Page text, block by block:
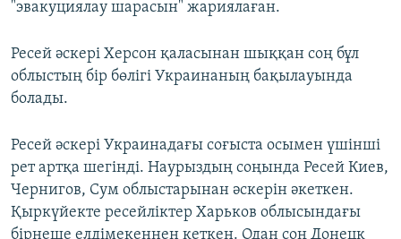
"эвакуциялау шарасын" жариялаған.
Ресей әскері Херсон қаласынан шыққан соң бұл
облыстың бір бөлігі Украинаның бақылауында
болады.
Ресей әскері Украинадағы соғыста осымен үшінші
рет артқа шегінді. Наурыздың соңында Ресей Киев,
Чернигов, Сум облыстарынан әскерін әкеткен.
Қыркүйекте ресейліктер Харьков облысындағы
бірнеше елдімекеннен кеткен. Одан соң Донецк